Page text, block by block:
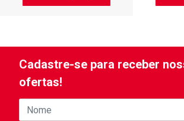
Cadastre-se para receber
ofertas!